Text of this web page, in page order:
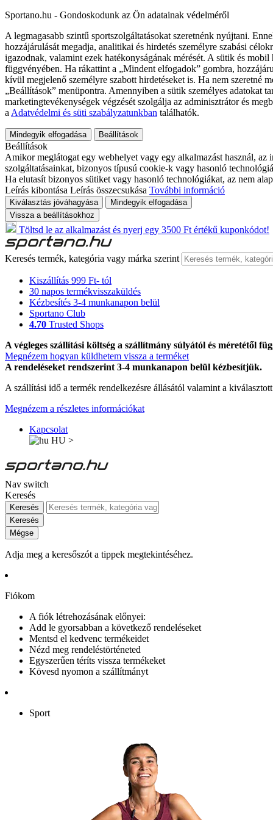
Sportano.hu - Gondoskodunk az Ön adatainak védelméről
A legmagasabb szintű sportszolgáltatásokat szeretnénk nyújtani.
hozzájárulását megadja, analitikai és hirdetés személyre szabási
igazodnak, valamint ezek hatékonyságának mérését. A sütik és
függvényében. Ha rákattint a „Mindent elfogadok” gombra,
kívül megjelenő személyre szabott hirdetéseket is. Ha nem szeretné
„Beállítások” menüpontra. Amennyiben a sütik személyes adatokat
marketingtevékenységek végzését szolgálja az adminisztrátor és
a Adatvédelmi és süti szabályzatunkban találhatók.
Mindegyik elfogadása Beállítások
Beállítások
Amikor meglátogat egy webhelyet vagy egy alkalmazást használ,
szolgáltatásainkat, bizonyos típusú cookie-k vagy hasonló
Ha elutasít bizonyos sütiket vagy hasonló technológiákat, az nem
Leírás kibontása Leírás összecsukása További információ
Kiválasztás jóváhagyása
Mindegyik elfogadása
Vissza a beállításokhoz
Töltsd le az alkalmazást és nyerj egy 3500 Ft értékű kuponkódot!
Keresés termék, kategória vagy márka szerint
Kiszállítás 999 Ft- tól
30 napos termékvisszaküldés
Kézbesítés 3-4 munkanapon belül
Sportano Club
4.70 Trusted Shops
A végleges szállítási költség a szállítmány súlyától és méretétől
Megnézem hogyan küldhetem vissza a terméket
A rendeléseket rendszerint 3-4 munkanapon belül kézbesítjük.
A szállítási idő a termék rendelkezésre állásától valamint a
Megnézem a részletes információkat
Kapcsolat
HU >
Nav switch
Keresés
Keresés
Keresés
Mégse
Adja meg a keresőszót a tippek megtekintéséhez.
Fiókom
A fiók létrehozásának előnyei:
Add le gyorsabban a következő rendeléseket
Mentsd el kedvenc termékeidet
Nézd meg rendeléstörténeted
Egyszerűen téríts vissza termékeket
Kövesd nyomon a szállítmányt
Sport